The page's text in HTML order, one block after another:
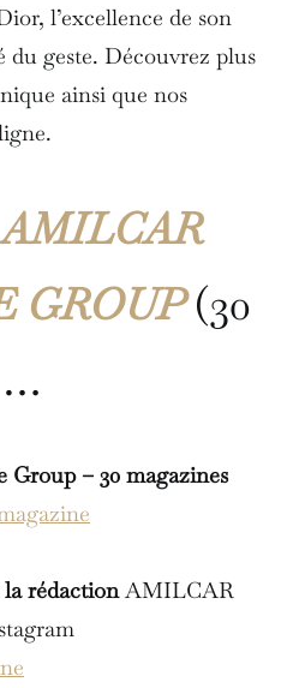
l’excellence de son
du geste. Découvrez plus
ainsi que nos
AMILCAR
GROUP (30
…
– 30 magazines
rédaction AMILCAR